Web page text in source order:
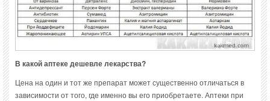
В какой аптеке дешевле лекарства?
Цена на один и тот же препарат может существенно отличаться в
зависимости от того, где именно вы его приобретаете. Аптеки при